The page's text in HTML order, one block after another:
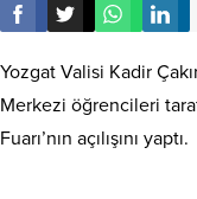
Yozgat Valisi Kadir
Merkezi öğrencileri
Fuarı’nın açılışını yaptı.